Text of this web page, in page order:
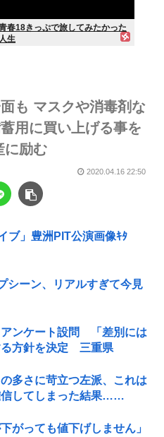
春18きっぷで旅してみたかった
人生
も マスクや消毒剤な
用に買い上げる事を
に励む
2020.04.16 22:50
ブ」豊洲PIT公演画像ｷﾀ
シーン、リアルすぎて今見
アンケート設問 「差別には
る方針を決定 三重県
多さに苛立つ左派、これは
信してしまった結果……
がっても値下げしません」